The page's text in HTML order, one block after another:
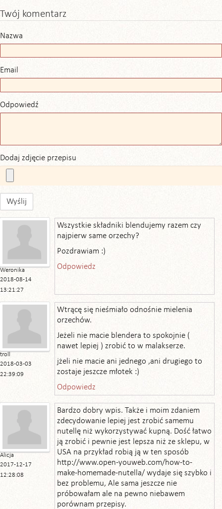
Twój komentarz
Nazwa
Email
Odpowiedź
Dodaj zdjęcie przepisu
Wyślij
Weronika
2018-08-14
13:21:27
Wszystkie składniki blendujemy razem czy
najpierw same orzechy?
Pozdrawiam :)
Odpowiedz
troll
2018-03-03
22:39:09
Wtrącę się nieśmiało odnośnie mielenia
orzechów.
Jeżeli nie macie blendera to spokojnie (
nawet lepiej ) zrobić to w malakserze.
jżeli nie macie ani jednego ,ani drugiego to
zostaje jeszcze młotek :)
Odpowiedz
Alicja
2017-12-17
12:28:08
Bardzo dobry wpis. Także i moim zdaniem
zdecydowanie lepiej jest zrobić samemu
nutellę niż wykorzystywać kupną. Dość łatwo
ją zrobić i pewnie jest lepsza niż ze sklepu, w
USA na przykład robią ją w ten sposób
http://www.open-youweb.com/how-to-
make-homemade-nutella/ wydaje się szybko i
bez problemu, Ale sama jeszcze nie
próbowałam ale na pewno niebawem
porównam przepisy.